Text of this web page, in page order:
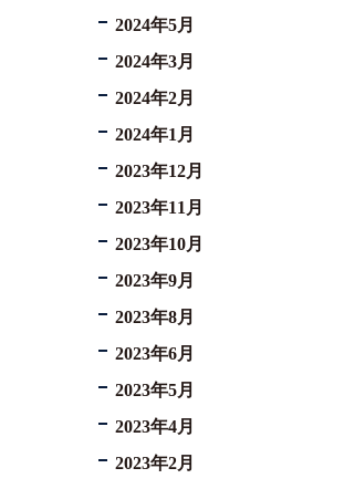
2024年5月
2024年3月
2024年2月
2024年1月
2023年12月
2023年11月
2023年10月
2023年9月
2023年8月
2023年6月
2023年5月
2023年4月
2023年2月